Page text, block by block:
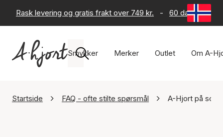
Rask levering og gratis frakt over 749 kr. - 60 dagers
Smykker Merker Outlet Om A-
Startside FAQ - ofte stilte spørsmål A-Hjort på